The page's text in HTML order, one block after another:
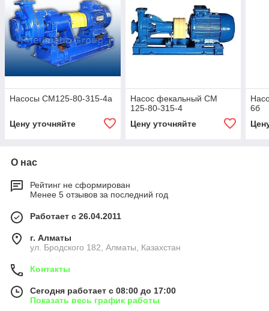
Насосы СМ125-80-315-4а
Цену уточняйте
Насос фекальный СМ
125-80-315-4
Цену уточняйте
6б
О нас
Рейтинг не сформирован
Менее 5 отзывов за последний год
Работает с 26.04.2011
г. Алматы
ул. Бродского 182, Алматы, Казахстан
Контакты
Сегодня работает с 08:00 до 17:00
Показать весь график работы